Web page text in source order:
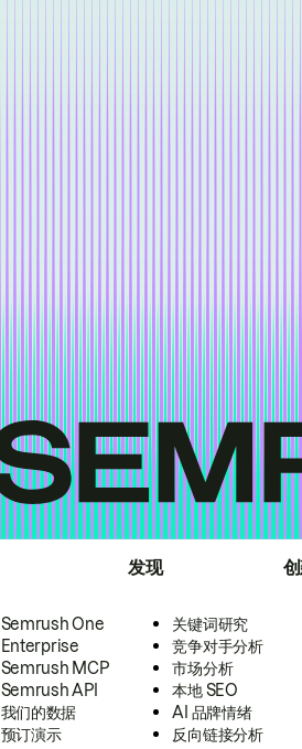
Semrush One
Enterprise
Semrush MCP
Semrush API
我们的数据
预订演示
发现
关键词研究
竞争对手分析
市场分析
本地 SEO
AI 品牌情绪
反向链接分析